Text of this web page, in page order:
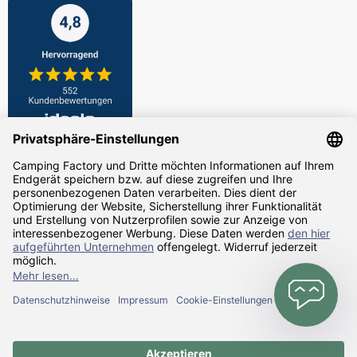
Zahlarten
Versandarten
Nachnahmegebühren, wenn nicht anders angegeben.